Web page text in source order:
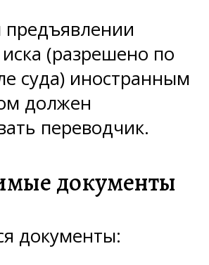
(разрешено по
суда) иностранным
должен
переводчик.
документы
документы: